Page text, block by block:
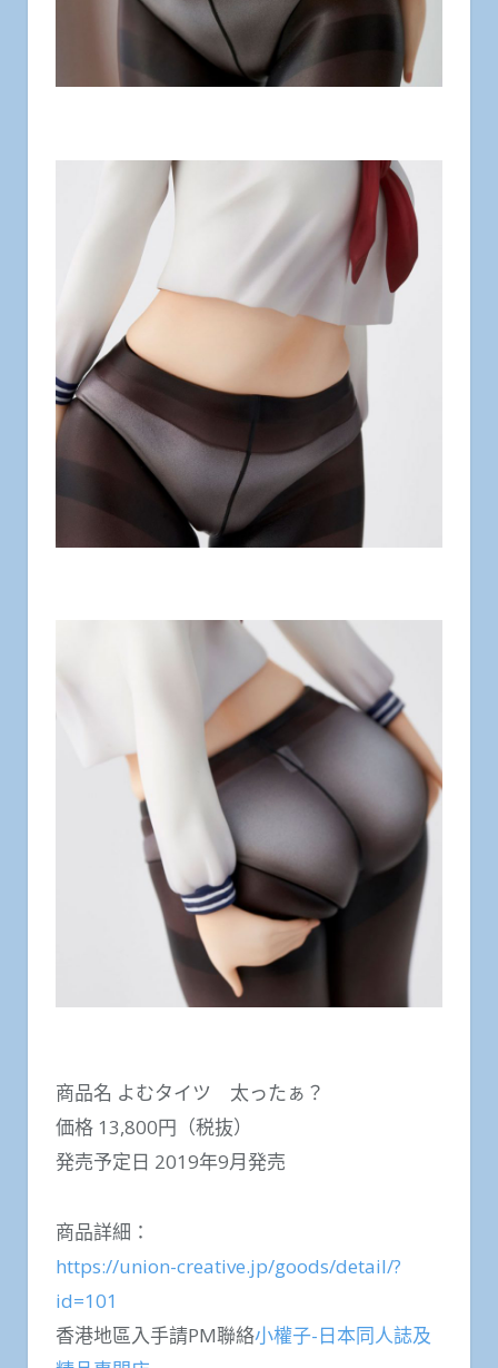
商品名 よむタイツ 太ったぁ？
価格 13,800円（税抜）
発売予定日 2019年9月発売
商品詳細：
https://union-creative.jp/goods/detail/?
id=101
香港地區入手請PM聯絡小權子-日本同人誌及